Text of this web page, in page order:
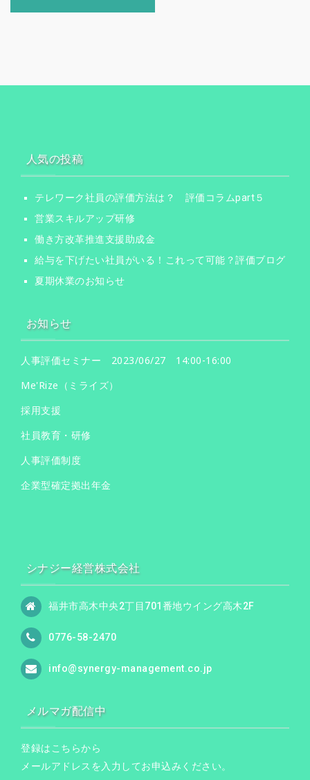
ー
人気の投稿
テレワーク社員の評価方法は？ 評価コラムpart５
営業スキルアップ研修
働き方改革推進支援助成金
給与を下げたい社員がいる！これって可能？評価ブログ
夏期休業のお知らせ
お知らせ
人事評価セミナー 2023/06/27 14:00-16:00
Me'Rize（ミライズ）
採用支援
社員教育・研修
人事評価制度
企業型確定拠出年金
シナジー経営株式会社
福井市高木中央2丁目701番地ウイング高木2F
0776-58-2470
info@synergy-management.co.jp
メルマガ配信中
登録はこちらから
メールアドレスを入力してお申込みください。